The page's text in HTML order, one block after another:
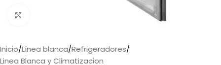
Inicio/Línea blanca/Refrigeradores/
Linea Blanca y Climatizacion